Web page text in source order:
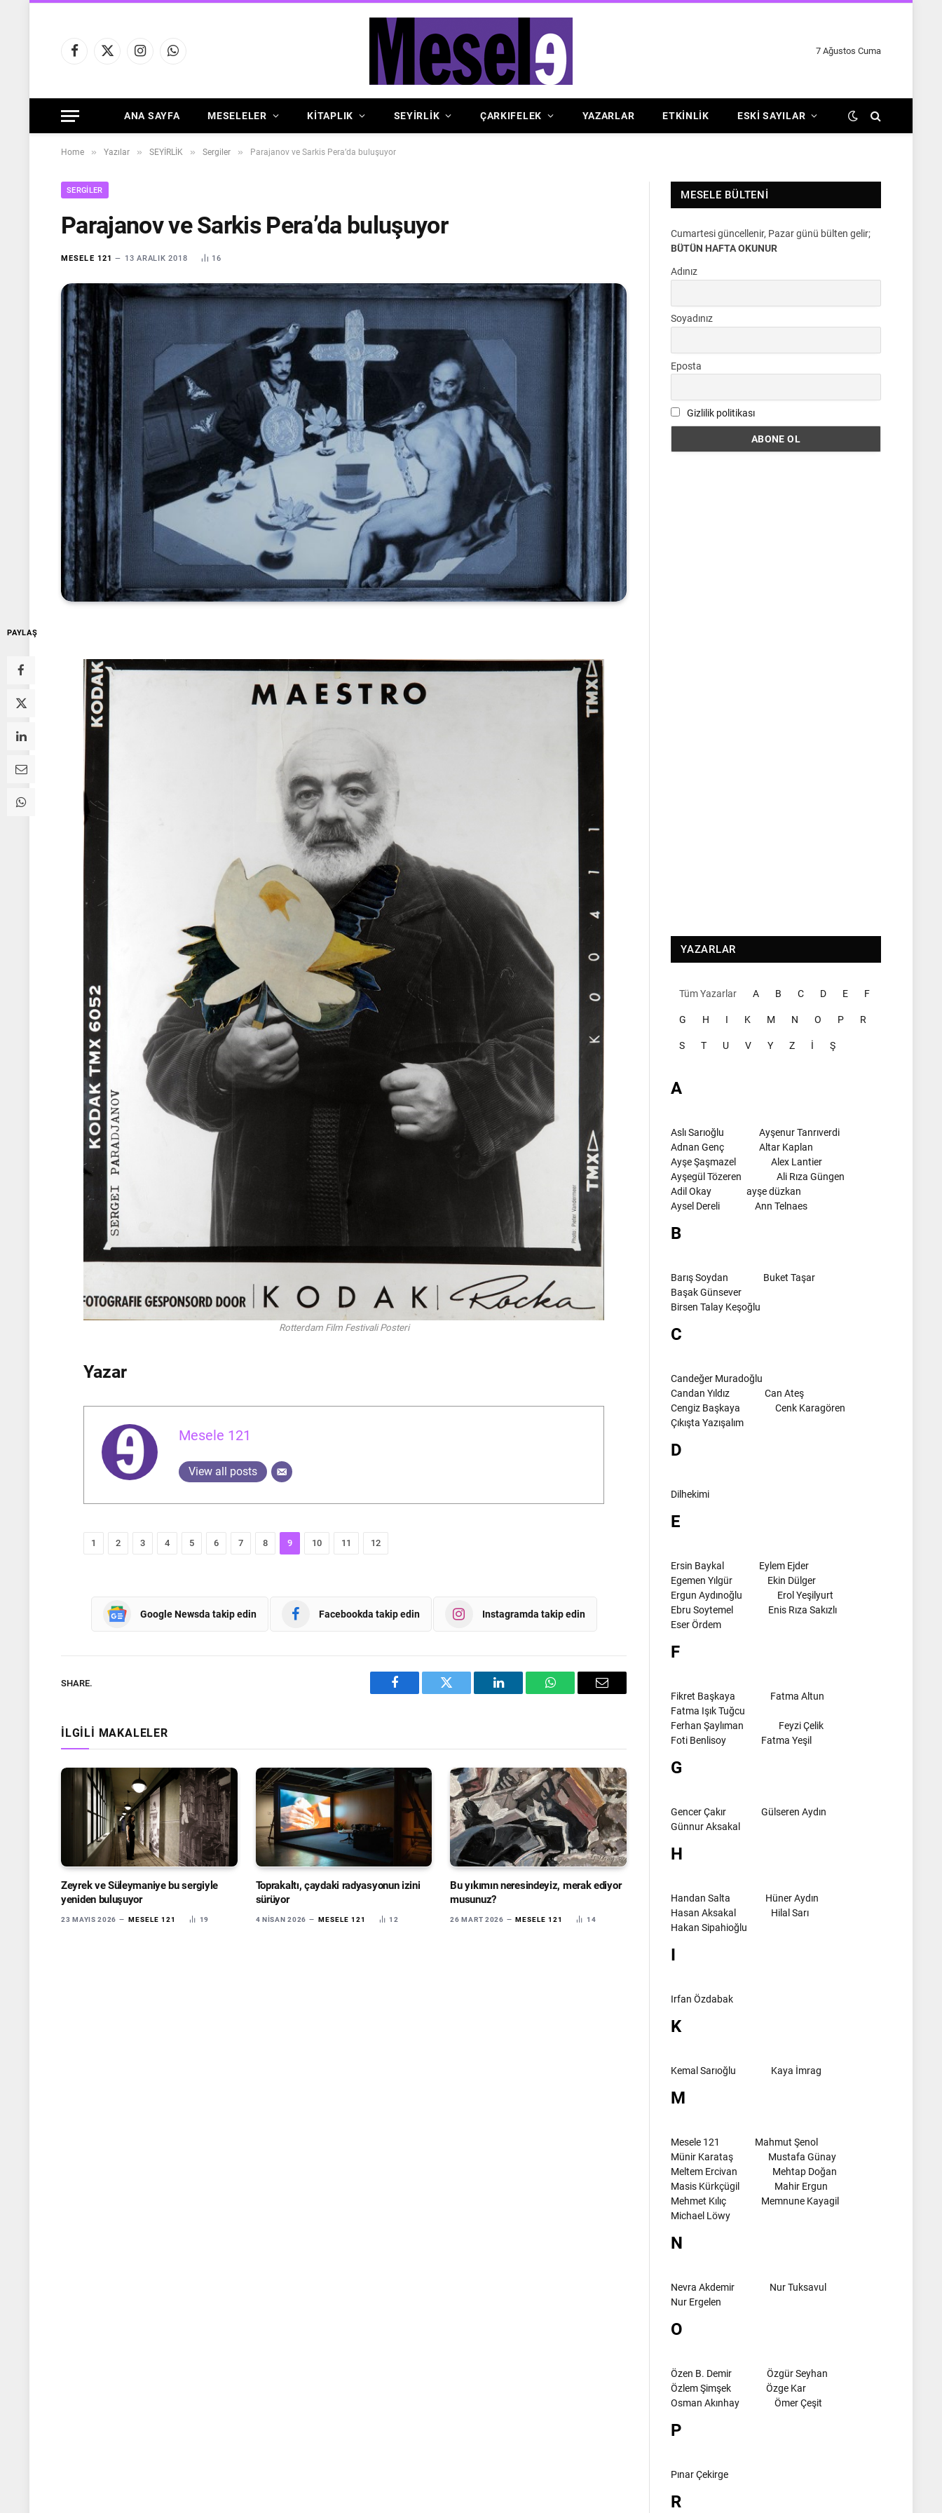
Facebook
X
InstagramWhatsApp
7 Ağustos Cuma
ANA SAYFA MESELELER KİTAPLIK SEYİRLİK ÇARKIFELEK YAZARLAR ETKINLIK ESKI SAYILAR
Home » Yazılar » SEYİRLİK » Sergiler » Parajanov ve Sarkis Pera’da buluşuyor
SERGILER
Parajanov ve Sarkis Pera’da buluşuyor
MESELE 121 13 ARALIK 2018 16
PAYLAŞ
Rotterdam Film Festivali Posteri
Yazar
Mesele 121
View all posts
1 2 3 4 5 6 7 8 9 10 11 12
Google Newsda takip edin Facebookda takip edin Instagramda takip edin
SHARE.
Facebook Twitter LinkedIn WhatsAppEmail
İLGILI MAKALELER
Zeyrek ve Süleymaniye bu sergiyle
yeniden buluşuyor
23 MAYIS 2026 MESELE 121 19
Toprakaltı, çaydaki radyasyonun izini
sürüyor
4 NISAN 2026 MESELE 121 12
Bu yıkımın neresindeyiz, merak ediyor
musunuz?
26 MART 2026 MESELE 121 14
MESELE BÜLTENI
Cumartesi güncellenir, Pazar günü bülten gelir;
BÜTÜN HAFTA OKUNUR
Adınız
Soyadınız
Eposta
Gizlilik politikası
YAZARLAR
Tüm Yazarlar A B C D E F
G H I K M N O P R
S T U V Y Z İ Ş
A
Aslı Sarıoğlu
Ayşenur Tanrıverdi
Adnan Genç
Altar Kaplan
Ayşe Şaşmazel
Alex Lantier
Ayşegül Tözeren
Ali Rıza Güngen
Adil Okay
ayşe düzkan
Aysel Dereli
Ann Telnaes
B
Barış Soydan
Buket Taşar
Başak Günsever
Birsen Talay Keşoğlu
C
Candeğer Muradoğlu
Candan Yıldız
Can Ateş
Cengiz Başkaya
Cenk Karagören
Çıkışta Yazışalım
D
Dilhekimi
E
Ersin Baykal
Eylem Ejder
Egemen Yılgür
Ekin Dülger
Ergun Aydınoğlu
Erol Yeşilyurt
Ebru Soytemel
Enis Rıza Sakızlı
Eser Ördem
F
Fikret Başkaya
Fatma Altun
Fatma Işık Tuğcu
Ferhan Şaylıman
Feyzi Çelik
Foti Benlisoy
Fatma Yeşil
G
Gencer Çakır
Gülseren Aydın
Günnur Aksakal
H
Handan Salta
Hüner Aydın
Hasan Aksakal
Hilal Sarı
Hakan Sipahioğlu
I
Irfan Özdabak
K
Kemal Sarıoğlu Kaya İmrag
M
Mesele 121
Mahmut Şenol
Münir Karataş
Mustafa Günay
Meltem Ercivan
Mehtap Doğan
Masis Kürkçügil
Mahir Ergun
Mehmet Kılıç
Memnune Kayagil
Michael Löwy
N
Nevra Akdemir
Nur Tuksavul
Nur Ergelen
O
Özen B. Demir
Özgür Seyhan
Özlem Şimşek
Özge Kar
Osman Akınhay
Ömer Çeşit
P
Pınar Çekirge
R